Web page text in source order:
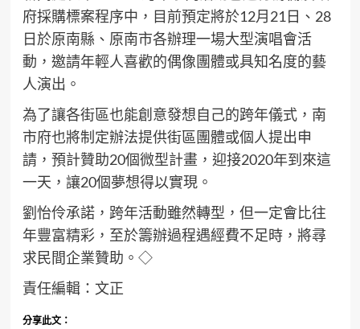
府採購標案程序中，目前預定將於12月21日、28
日於原南縣、原南市各辦理一場大型演唱會活
動，邀請年輕人喜歡的偶像團體或具知名度的藝
人演出。
為了讓各街區也能創意發想自己的跨年儀式，南
市府也將制定辦法提供街區團體或個人提出申
請，預計贊助20個微型計畫，迎接2020年到來這
一天，讓20個夢想得以實現。
劉怡伶承諾，跨年活動雖然轉型，但一定會比往
年豐富精彩，至於籌辦過程遇經費不足時，將尋
求民間企業贊助。◇
責任編輯：文正
分享此文：